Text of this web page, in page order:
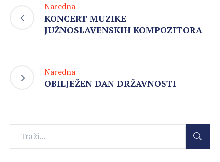
Naredna
KONCERT MUZIKE
JUŽNOSLAVENSKIH KOMPOZITORA
Naredna
OBILJEŽEN DAN DRŽAVNOSTI